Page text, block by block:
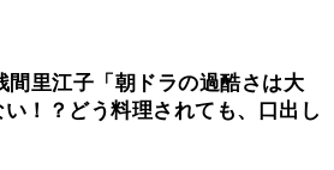
間里江子「朝ドラの過酷さは大
！？どう料理されても、口出し